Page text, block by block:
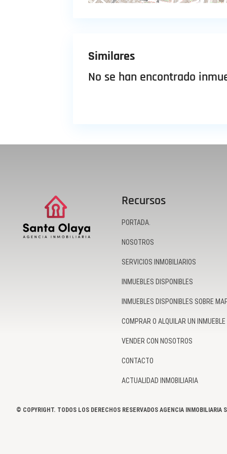
Similares
No se han encontrado
Recursos
PORTADA.
NOSOTROS
SERVICIOS INMOBILIARIOS
INMUEBLES DISPONIBLES
INMUEBLES DISPONIBLES SOBRE
COMPRAR O ALQUILAR UN INMUEBLE
VENDER CON NOSOTROS
CONTACTO
ACTUALIDAD INMOBILIARIA
© COPYRIGHT. TODOS LOS DERECHOS RESERVADOS AGENCIA INMOBILIARIA